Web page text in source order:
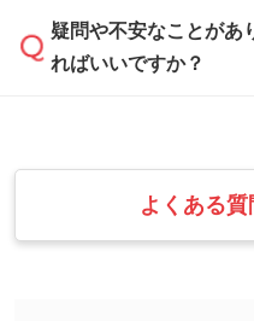
・フルカラーデータ
・1色印刷でグラデー
い
本体色がナチュラル
っきりと目立たせた
らかい雰囲気にした
また、お選びいただ
ない場合や仕上がり
タッフから別の色を
速やかに対応いたし
お手数をお掛けいた
フまでご連絡くださ
・お届け時に商品が
・ご注文と異なる商
・印刷不良があった
疑問や不安なことがあ
ればいいですか？
業日以内に担当スタ
いたします。
お急ぎの場合はお電
よくある